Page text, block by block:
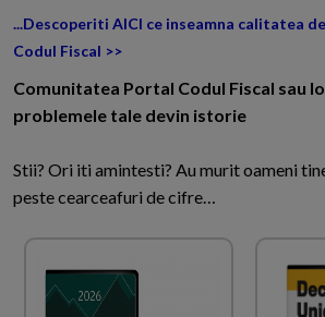
...Descoperiti AICI ce inseamna calitatea
Codul Fiscal >>
Comunitatea Portal Codul Fiscal sau
problemele tale devin istorie
Stii? Ori iti amintesti? Au murit oameni
peste cearceafuri de cifre…